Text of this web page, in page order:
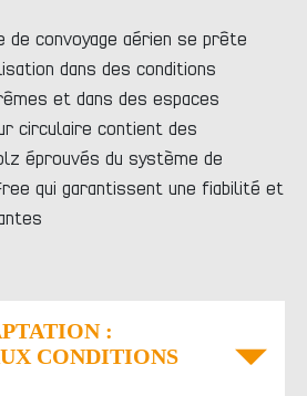
de convoyage aérien se prête
dans des conditions
et dans des espaces
circulaire contient des
éprouvés du système de
qui garantissent une fiabilité et
:
CONDITIONS